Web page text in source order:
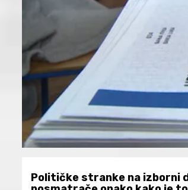
Političke stranke na izborni